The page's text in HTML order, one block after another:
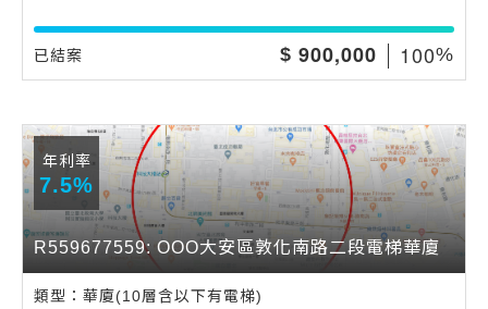
已結案 $ 900,000 100%
R559677559: OOO大安區敦化南路二段電梯華廈
年利率
7.5%
類型：華廈(10層含以下有電梯)